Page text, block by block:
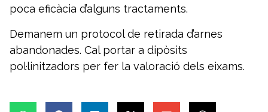
poca eficàcia d’alguns tractaments.
Demanem un protocol de retirada d’arnes
abandonades. Cal portar a dipòsits
pol·linitzadors per fer la valoració dels eixams.